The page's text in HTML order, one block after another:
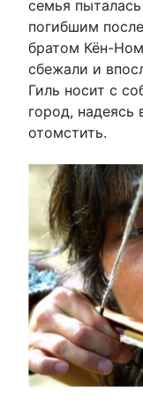
семья
погибшим
братом Кён-
сбежали и
Гиль носит с
город, надеясь
отомстить.